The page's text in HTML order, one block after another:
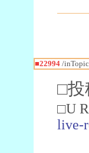
■22994/
□投
□U
live-